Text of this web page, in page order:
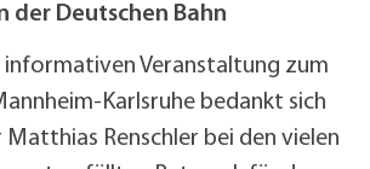
der Deutschen Bahn
informativen Veranstaltung zum
Karlsruhe bedankt sich
Renschler bei den vielen